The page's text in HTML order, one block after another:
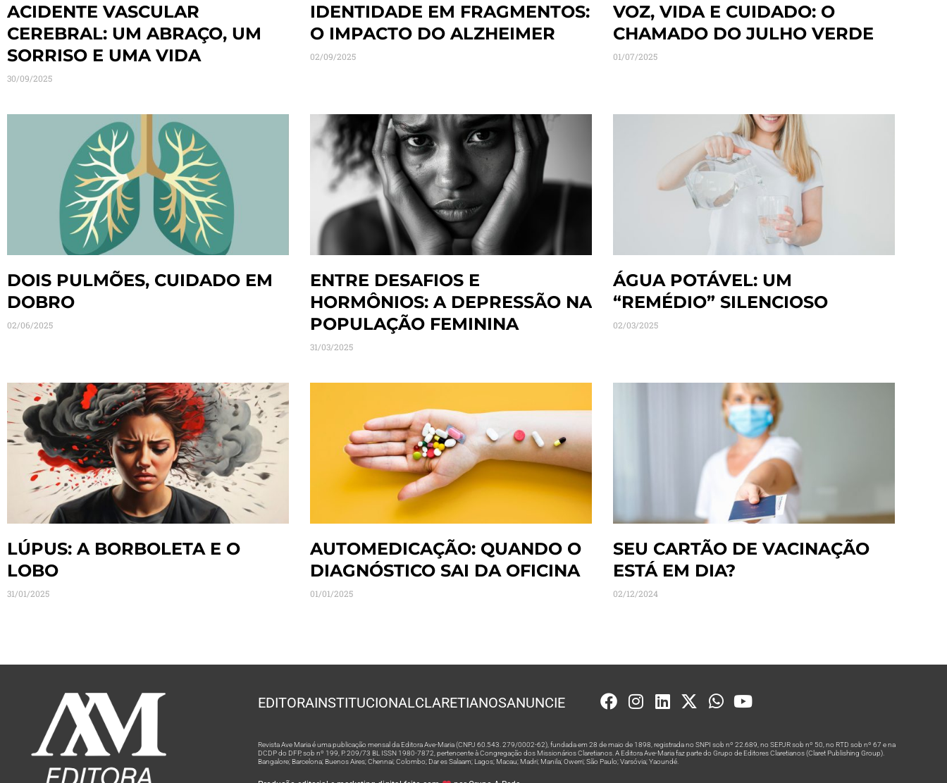
ACIDENTE VASCULAR
CEREBRAL: UM ABRAÇO, UM
SORRISO E UMA VIDA
30/09/2025
IDENTIDADE EM FRAGMENTOS:
O IMPACTO DO ALZHEIMER
02/09/2025
VOZ, VIDA E CUIDADO: O
CHAMADO DO JULHO VERDE
01/07/2025
DOIS PULMÕES, CUIDADO EM
DOBRO
02/06/2025
ENTRE DESAFIOS E
HORMÔNIOS: A DEPRESSÃO NA
POPULAÇÃO FEMININA
31/03/2025
ÁGUA POTÁVEL: UM
“REMÉDIO” SILENCIOSO
02/03/2025
LÚPUS: A BORBOLETA E O
LOBO
31/01/2025
AUTOMEDICAÇÃO: QUANDO O
DIAGNÓSTICO SAI DA OFICINA
01/01/2025
SEU CARTÃO DE VACINAÇÃO
ESTÁ EM DIA?
02/12/2024
EDITORAINSTITUCIONALCLARETIANOSANUNCIE
Revista Ave Maria é uma publicação mensal da Editora Ave-Maria (CNPJ 60.543. 279/0002-62), fundada em 28 de maio de 1898, registrada no SNPI sob nº 22.689, no SEPJR sob nº 50, no RTD sob nº 67 e na
DCDP do DFP, sob nº 199, P. 209/73 BL ISSN 1980-7872, pertencente à Congregação dos Missionários Claretianos. A Editora Ave-Maria faz parte do Grupo de Editores Claretianos (Claret Publishing Group).
Bangalore; Barcelona; Buenos Aires; Chennai; Colombo; Dar es Salaam; Lagos; Macau; Madri; Manila; Owerri; São Paulo; Varsóvia; Yaoundé.